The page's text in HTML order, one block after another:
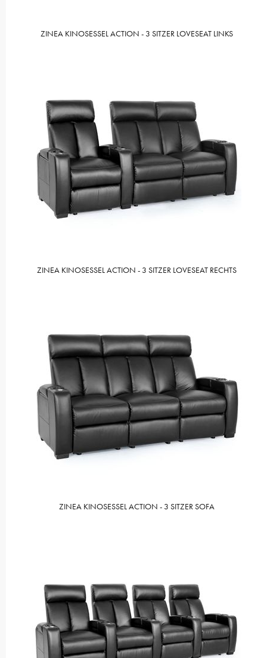
ZINEA KINOSESSEL ACTION - 3 SITZER LOVESEAT LINKS
ZINEA KINOSESSEL ACTION - 3 SITZER LOVESEAT RECHTS
ZINEA KINOSESSEL ACTION - 3 SITZER SOFA